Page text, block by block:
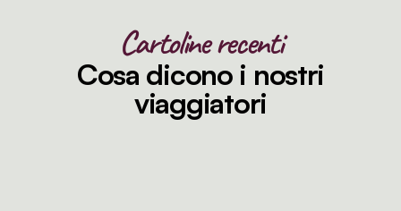
Cartoline recenti
Cosa dicono i nostri
viaggiatori